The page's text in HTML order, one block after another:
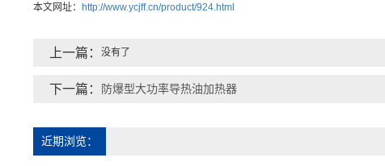
本文网址： http://www.ycjff.cn/product/924.html
上一篇： 没有了
下一篇： 防爆型大功率导热油加热器
近期浏览：